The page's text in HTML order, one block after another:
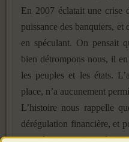
En 2007 éclatait une crise
puissance des banquiers,
en spéculant. On pensait
bien détrompons nous, il
les peuples et les états.
place, n’a aucunement
L’histoire nous rappelle
dérégulation financière, et
assisté au retour de l’état :